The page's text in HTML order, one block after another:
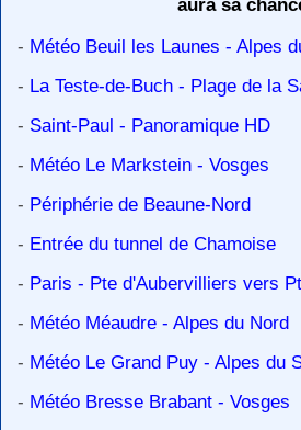
aura sa
- Météo Beuil les Launes - Alpes
- La Teste-de-Buch - Plage de la
- Saint-Paul - Panoramique HD
- Météo Le Markstein - Vosges
- Périphérie de Beaune-Nord
- Entrée du tunnel de Chamoise
- Paris - Pte d'Aubervilliers vers
- Météo Méaudre - Alpes du Nord
- Météo Le Grand Puy - Alpes du
- Météo Bresse Brabant - Vosges